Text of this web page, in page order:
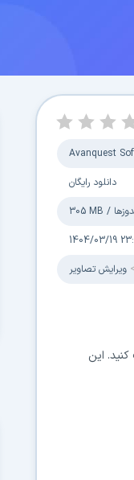
Avanquest
دانلود رایگان
305 MB /
1404/03/19
ویرایش تصاویر
این